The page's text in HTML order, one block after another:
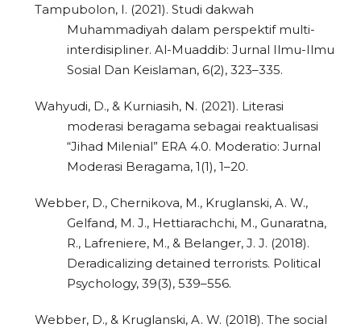
Tampubolon, I. (2021). Studi dakwah
Muhammadiyah dalam perspektif multi-
interdisipliner. Al-Muaddib: Jurnal Ilmu-Ilmu
Sosial Dan Keislaman, 6(2), 323–335.
Wahyudi, D., & Kurniasih, N. (2021). Literasi
moderasi beragama sebagai reaktualisasi
“Jihad Milenial” ERA 4.0. Moderatio: Jurnal
Moderasi Beragama, 1(1), 1–20.
Webber, D., Chernikova, M., Kruglanski, A. W.,
Gelfand, M. J., Hettiarachchi, M., Gunaratna,
R., Lafreniere, M., & Belanger, J. J. (2018).
Deradicalizing detained terrorists. Political
Psychology, 39(3), 539–556.
Webber, D., & Kruglanski, A. W. (2018). The social